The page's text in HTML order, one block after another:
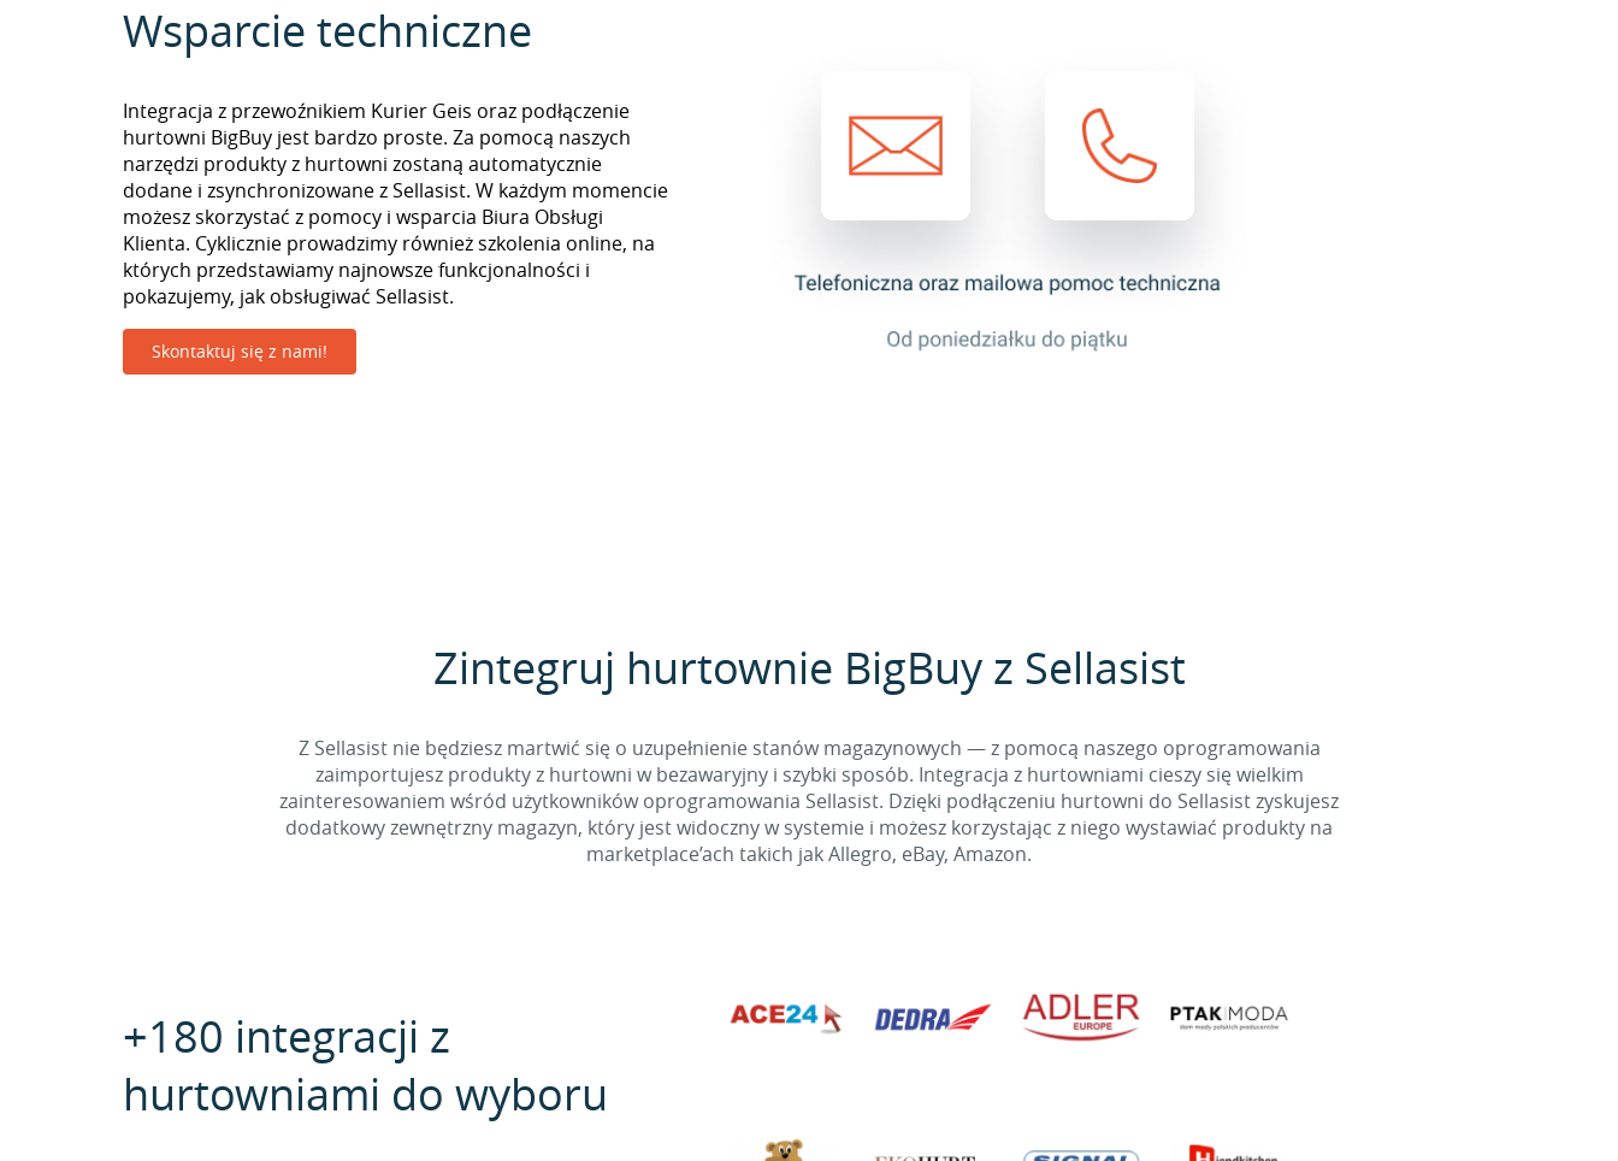
Wsparcie techniczne
Integracja z przewoźnikiem Kurier Geis oraz podłączenie
hurtowni BigBuy jest bardzo proste. Za pomocą naszych
narzędzi produkty z hurtowni zostaną automatycznie
dodane i zsynchronizowane z Sellasist. W każdym momencie
możesz skorzystać z pomocy i wsparcia Biura Obsługi
Klienta. Cyklicznie prowadzimy również szkolenia online, na
których przedstawiamy najnowsze funkcjonalności i
pokazujemy, jak obsługiwać Sellasist.
Skontaktuj się z nami!
Zintegruj hurtownie BigBuy z Sellasist
Z Sellasist nie będziesz martwić się o uzupełnienie stanów magazynowych — z pomocą naszego oprogramowania
zaimportujesz produkty z hurtowni w bezawaryjny i szybki sposób. Integracja z hurtowniami cieszy się wielkim
zainteresowaniem wśród użytkowników oprogramowania Sellasist. Dzięki podłączeniu hurtowni do Sellasist zyskujesz
dodatkowy zewnętrzny magazyn, który jest widoczny w systemie i możesz korzystając z niego wystawiać produkty na
marketplace’ach takich jak Allegro, eBay, Amazon.
+180 integracji z
hurtowniami do wyboru